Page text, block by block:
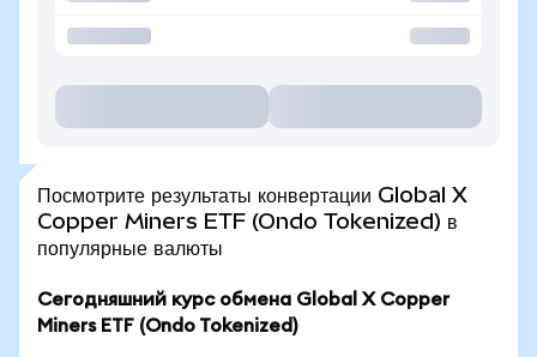
Посмотрите результаты конвертации Global X
Copper Miners ETF (Ondo Tokenized) в
популярные валюты
Сегодняшний курс обмена Global X Copper
Miners ETF (Ondo Tokenized)